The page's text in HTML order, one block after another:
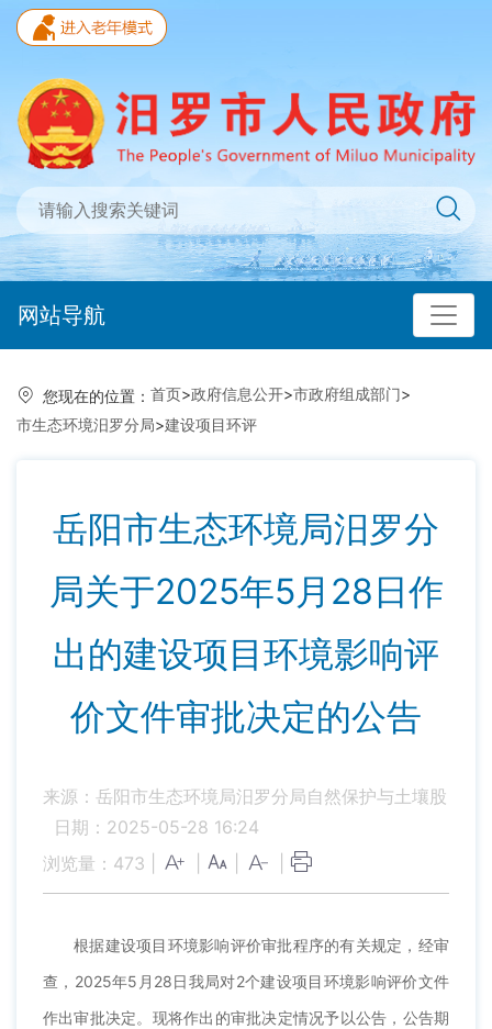
网站导航
您现在的位置： 首页>政府信息公开>市政府组成部门>
市生态环境汨罗分局>建设项目环评
岳阳市生态环境局汨罗分
局关于2025年5月28日作
出的建设项目环境影响评
价文件审批决定的公告
来源：岳阳市生态环境局汨罗分局自然保护与土壤股
日期：2025-05-28 16:24
浏览量： 473
根据建设项目环境影响评价审批程序的有关规定，经审
查，2025年5 月 28日我局对2个建设项目环境影响评价文件
作出审批决定。现将作出的审批决定情况予以公告，公告期